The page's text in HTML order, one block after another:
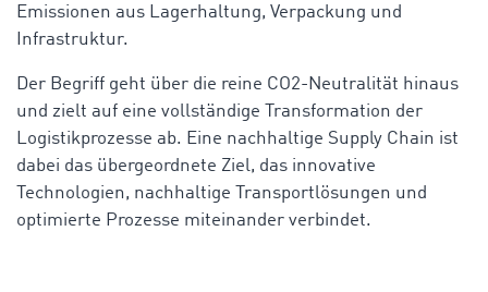
Emissionen aus Lagerhaltung, Verpackung und
Infrastruktur.
Der Begriff geht über die reine CO2-Neutralität hinaus
und zielt auf eine vollständige Transformation der
Logistikprozesse ab. Eine nachhaltige Supply Chain ist
dabei das übergeordnete Ziel, das innovative
Technologien, nachhaltige Transportlösungen und
optimierte Prozesse miteinander verbindet.